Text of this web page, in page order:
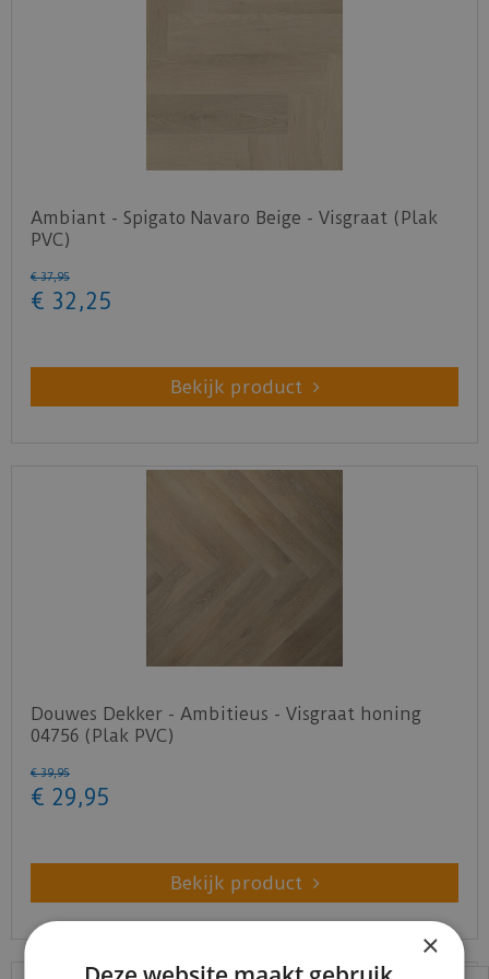
Ambiant - Spigato Navaro Beige - Visgraat (Plak
PVC)
€ 37,95
€ 32 ,25
Bekijk product
Douwes Dekker - Ambitieus - Visgraat honing
04756 (Plak PVC)
€ 39,95
€ 29,95
Bekijk product
×